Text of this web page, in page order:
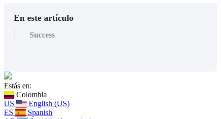
En este artículo
Success
Estás en:
Colombia
US
English (US)
ES
Spanish